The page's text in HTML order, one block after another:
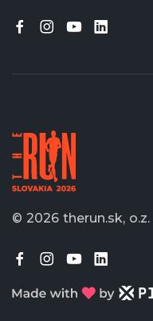
© 2026 therun.sk, o.z.